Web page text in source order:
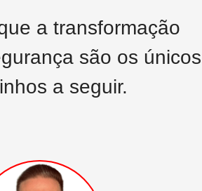
a transformação
são os únicos
a seguir.